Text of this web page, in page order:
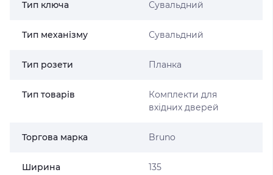
Тип ключа Сувальдний
Тип механізму Сувальдний
Тип розети Планка
Тип товарів
Комплекти для
вхідних дверей
Торгова марка Bruno
Ширина 135